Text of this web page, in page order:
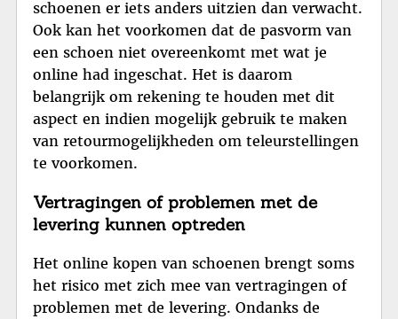
schoenen er iets anders uitzien dan verwacht.
Ook kan het voorkomen dat de pasvorm van
een schoen niet overeenkomt met wat je
online had ingeschat. Het is daarom
belangrijk om rekening te houden met dit
aspect en indien mogelijk gebruik te maken
van retourmogelijkheden om teleurstellingen
te voorkomen.
Vertragingen of problemen met de
levering kunnen optreden
Het online kopen van schoenen brengt soms
het risico met zich mee van vertragingen of
problemen met de levering. Ondanks de